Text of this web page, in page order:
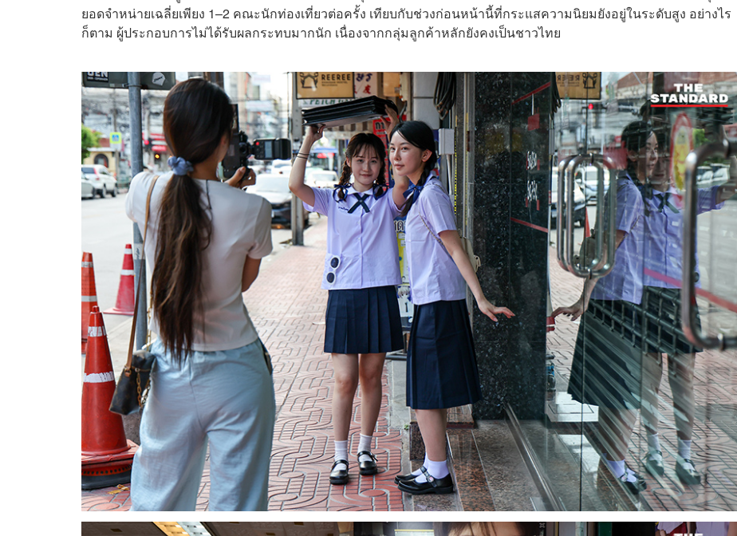
ยอดจำหน่ายเฉลี่ยเพียง 1–2 คณะนักท่องเที่ยวต่อครั้ง เทียบกับช่วงก่อนหน้านี้ที่กระแสความนิยมยังอยู่ในระดับสูง อย่างไร
ก็ตาม ผู้ประกอบการไม่ได้รับผลกระทบมากนัก เนื่องจากกลุ่มลูกค้าหลักยังคงเป็นชาวไทย